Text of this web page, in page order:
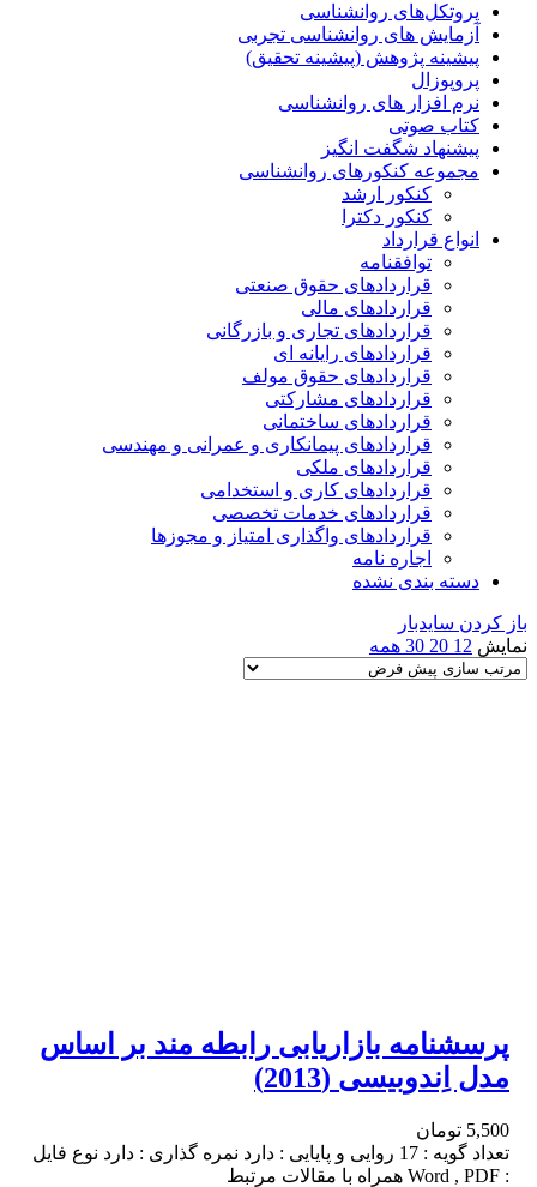
پروتکل‌های روانشناسی
آزمایش های روانشناسی تجربی
پیشینه پژوهش (پیشینه تحقیق)
پروپوزال
نرم افزار های روانشناسی
کتاب صوتی
پیشنهاد شگفت انگیز
مجموعه کنکورهای روانشناسی
کنکور ارشد
کنکور دکترا
انواع قرارداد
توافقنامه
قراردادهای حقوق صنعتی
قراردادهای مالی
قراردادهای تجاری و بازرگانی
قراردادهای رایانه ای
قراردادهای حقوق مولف
قراردادهای مشارکتی
قراردادهای ساختمانی
قراردادهای پیمانکاری و عمرانی و مهندسی
قراردادهای ملکی
قراردادهای کاری و استخدامی
قراردادهای خدمات تخصصی
قراردادهای واگذاری امتیاز و مجوزها
اجاره نامه
دسته بندی نشده
باز کردن سایدبار
نمایش 12
20
30 همه
پرسشنامه بازاریابی رابطه مند بر اساس
مدل اِندوبیسی (2013)
5,500 تومان
تعداد گویه : 17 روایی و پایایی : دارد نمره گذاری : دارد نوع فایل
: Word , PDF همراه با مقالات مرتبط